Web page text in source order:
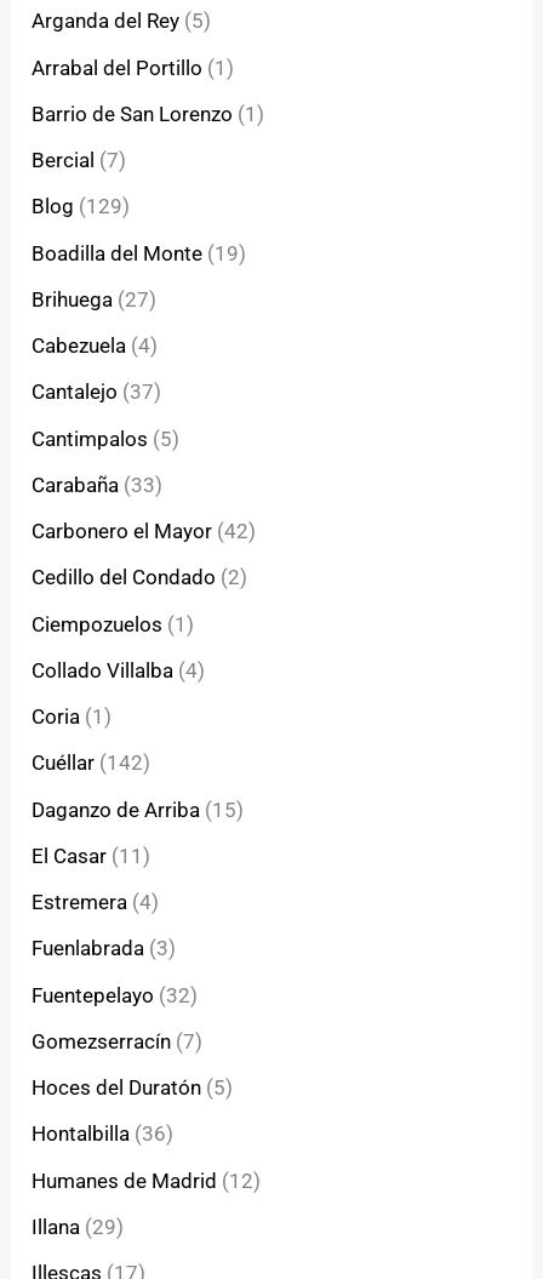
Arganda del Rey (5)
Arrabal del Portillo (1)
Barrio de San Lorenzo (1)
Bercial (7)
Blog (129)
Boadilla del Monte (19)
Brihuega (27)
Cabezuela (4)
Cantalejo (37)
Cantimpalos (5)
Carabaña (33)
Carbonero el Mayor (42)
Cedillo del Condado (2)
Ciempozuelos (1)
Collado Villalba (4)
Coria (1)
Cuéllar (142)
Daganzo de Arriba (15)
El Casar (11)
Estremera (4)
Fuenlabrada (3)
Fuentepelayo (32)
Gomezserracín (7)
Hoces del Duratón (5)
Hontalbilla (36)
Humanes de Madrid (12)
Illana (29)
Illescas (17)